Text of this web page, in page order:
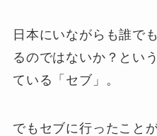
日本にいながらも誰で
るのではないか？とい
ている 「セブ」 。
でもセブに行ったこと